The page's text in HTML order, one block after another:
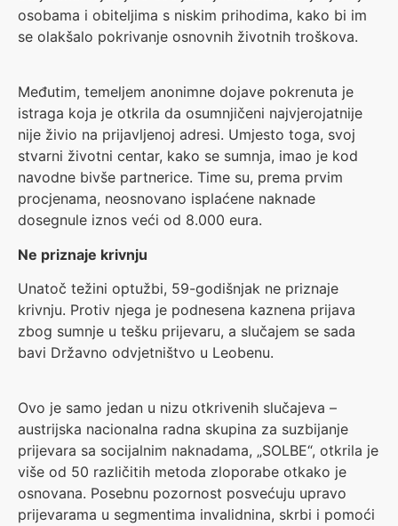
osobama i obiteljima s niskim prihodima, kako bi im
se olakšalo pokrivanje osnovnih životnih troškova.
Međutim, temeljem anonimne dojave pokrenuta je
istraga koja je otkrila da osumnjičeni najvjerojatnije
nije živio na prijavljenoj adresi. Umjesto toga, svoj
stvarni životni centar, kako se sumnja, imao je kod
navodne bivše partnerice. Time su, prema prvim
procjenama, neosnovano isplaćene naknade
dosegnule iznos veći od 8.000 eura.
Ne priznaje krivnju
Unatoč težini optužbi, 59-godišnjak ne priznaje
krivnju. Protiv njega je podnesena kaznena prijava
zbog sumnje u tešku prijevaru, a slučajem se sada
bavi Državno odvjetništvo u Leobenu.
Ovo je samo jedan u nizu otkrivenih slučajeva –
austrijska nacionalna radna skupina za suzbijanje
prijevara sa socijalnim naknadama, „SOLBE“, otkrila je
više od 50 različitih metoda zloporabe otkako je
osnovana. Posebnu pozornost posvećuju upravo
prijevarama u segmentima invalidnina, skrbi i pomoći